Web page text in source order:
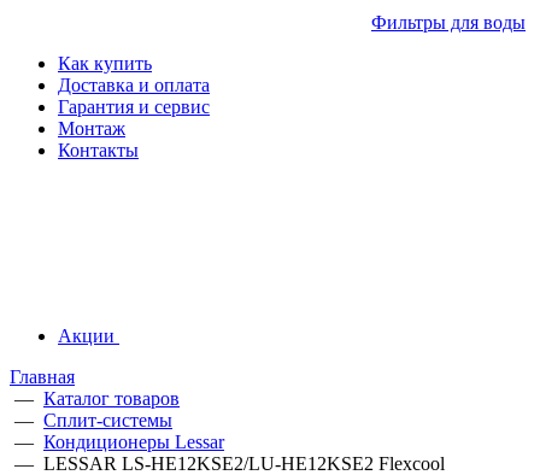
Фильтры для воды
Как купить
Доставка и оплата
Гарантия и сервис
Монтаж
Контакты
Акции
Главная
— Каталог товаров
— Сплит-системы
— Кондиционеры Lessar
— LESSAR LS-HE12KSE2/LU-HE12KSE2 Flexcool